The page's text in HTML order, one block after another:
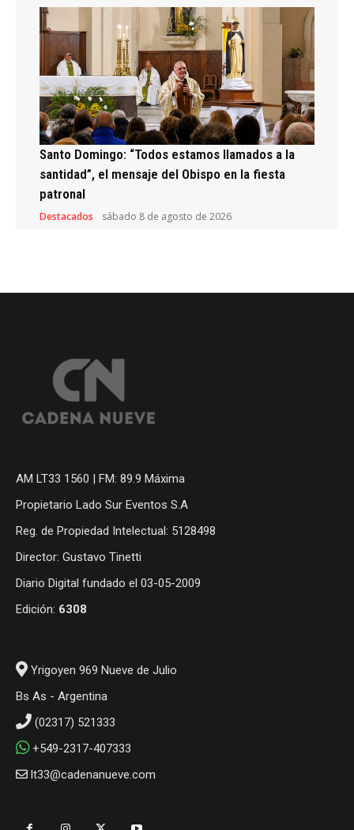
Santo Domingo: “Todos estamos llamados a la
santidad”, el mensaje del Obispo en la fiesta
patronal
Destacados sábado 8 de agosto de 2026
AM LT33 1560 | FM: 89.9 Máxima
Propietario Lado Sur Eventos S.A
Reg. de Propiedad Intelectual: 5128498
Director: Gustavo Tinetti
Diario Digital fundado el 03-05-2009
Edición: 6308
Yrigoyen 969 Nueve de Julio
Bs As - Argentina
(02317) 521333
+549-2317-407333
lt33@cadenanueve.com